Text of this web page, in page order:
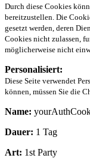
Durch diese Cookies
bereitzustellen. Die
gesetzt werden, deren
Cookies nicht zulassen,
möglicherweise nicht
Personalisiert:
Diese Seite verwendet
können, müssen Sie die
Name:
Dauer: 1 Tag
Art: 1st Party